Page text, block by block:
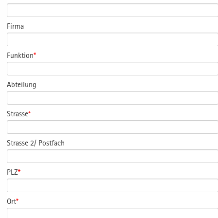
Firma
Funktion*
Abteilung
Strasse*
Strasse 2/ Postfach
PLZ*
Ort*